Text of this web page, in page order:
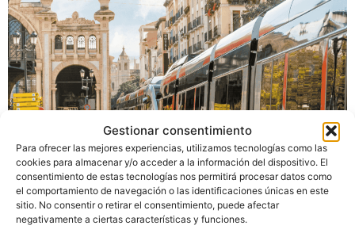
Gestionar consentimiento
Para ofrecer las mejores experiencias, utilizamos tecnologías como las
cookies para almacenar y/o acceder a la información del dispositivo. El
consentimiento de estas tecnologías nos permitirá procesar datos como
el comportamiento de navegación o las identificaciones únicas en este
sitio. No consentir o retirar el consentimiento, puede afectar
negativamente a ciertas características y funciones.